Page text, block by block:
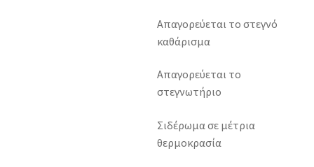
Απαγορεύεται το στεγνό
καθάρισμα
Απαγορεύεται το
στεγνωτήριο
Σιδέρωμα σε μέτρια
θερμοκρασία